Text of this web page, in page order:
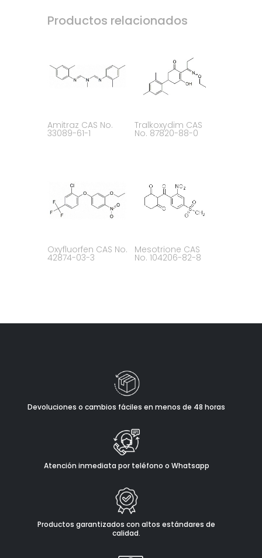
Productos relacionados
Amitraz CAS No.
33089-61-1
Tralkoxydim CAS
No. 87820-88-0
Oxyfluorfen CAS No.
42874-03-3
Mesotrione CAS
No. 104206-82-8
Devoluciones o cambios fáciles en menos de 48 horas
Atención inmediata por teléfono o Whatsapp
Productos garantizados con altos estándares de
calidad.